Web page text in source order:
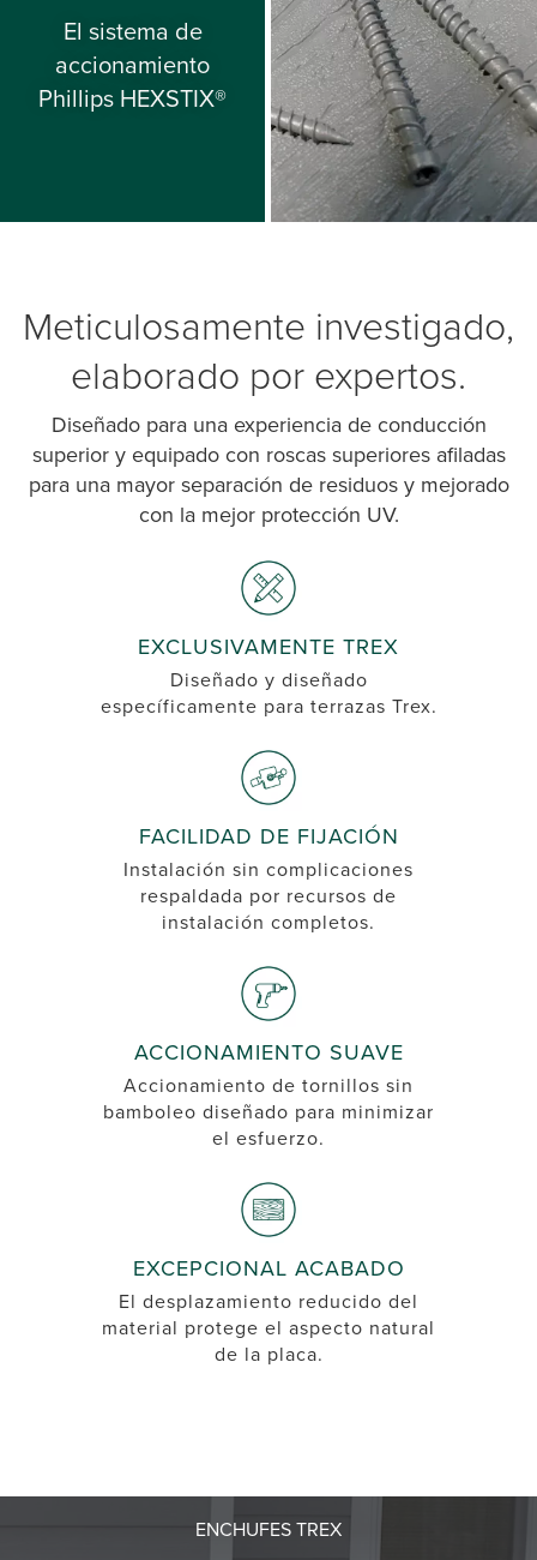
El sistema de
accionamiento
Phillips HEXSTIX®
Meticulosamente investigado,
elaborado por expertos.
Diseñado para una experiencia de conducción
superior y equipado con roscas superiores afiladas
para una mayor separación de residuos y mejorado
con la mejor protección UV.
EXCLUSIVAMENTE TREX
Diseñado y diseñado
específicamente para terrazas Trex.
FACILIDAD DE FIJACIÓN
Instalación sin complicaciones
respaldada por recursos de
instalación completos.
ACCIONAMIENTO SUAVE
Accionamiento de tornillos sin
bamboleo diseñado para minimizar
el esfuerzo.
EXCEPCIONAL ACABADO
El desplazamiento reducido del
material protege el aspecto natural
de la placa.
ENCHUFES TREX